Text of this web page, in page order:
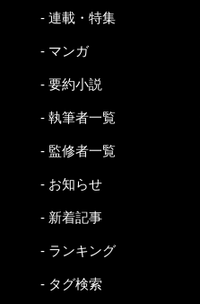
- 連載・特集
- マンガ
- 要約小説
- 執筆者一覧
- 監修者一覧
- お知らせ
- 新着記事
- ランキング
- タグ検索